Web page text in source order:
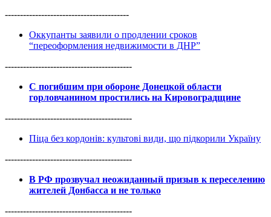
-----------------------------------------
Оккупанты заявили о продлении сроков
“переоформления недвижимости в ДНР”
------------------------------------------
С погибшим при обороне Донецкой области
горловчанином простились на Кировоградщине
------------------------------------------
Піца без кордонів: культові види, що підкорили Україну
------------------------------------------
В РФ прозвучал неожиданный призыв к переселению
жителей Донбасса и не только
------------------------------------------